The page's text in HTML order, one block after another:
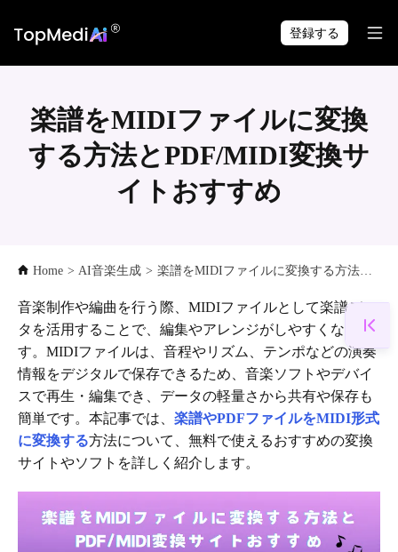
いつでも・どこでも制作できます。
登録する
楽譜をMIDIファイルに変換
する方法とPDF/MIDI変換サ
イトおすすめ
Home > AI音楽生成 > 楽譜をMIDIファイルに変換する方法とPDF/MIDI変換サイトおすすめ
音楽制作や編曲を行う際、MIDIファイルとして楽譜デー
タを活用することで、編集やアレンジがしやすくなりま
す。MIDIファイルは、音程やリズム、テンポなどの演奏
情報をデジタルで保存できるため、音楽ソフトやデバイ
スで再生・編集でき、データの軽量さから共有や保存も
簡単です。本記事では、 楽譜やPDFファイルをMIDI形式
に変換する方法について、無料で使えるおすすめの変換
サイトやソフトを詳しく紹介します。